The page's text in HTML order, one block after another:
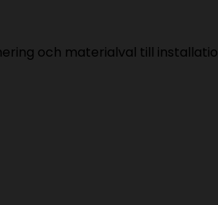
och materialval till